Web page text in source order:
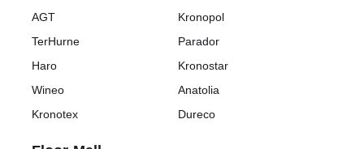
AGT
TerHurne
Haro
Wineo
Kronotex
Anatolia
Dureco
Kronostar
Parador
Kronopol